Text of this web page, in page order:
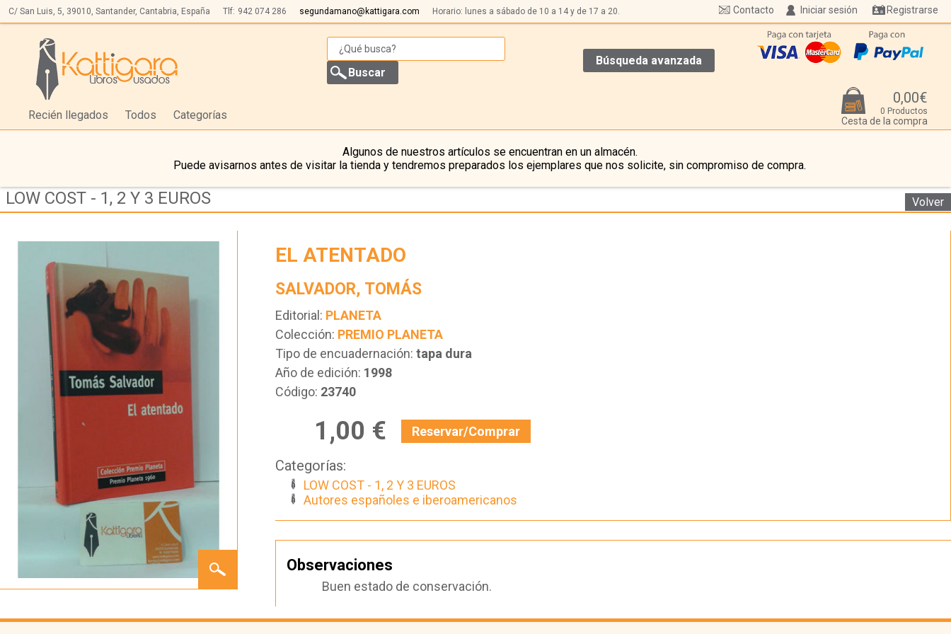
C/ San Luis, 5, 39010, Santander, Cantabria, España Tlf: 942 074 286 segundamano@kattigara.com Horario: lunes a sábado de 10 a 14 y de 17 a 20. Iniciar sesión Registrarse
Contacto
Búsqueda avanzada
Recién llegados Todos Categorías
0,00€
0 Productos
Cesta de la compra
Algunos de nuestros artículos se encuentran en un almacén.
Puede avisarnos antes de visitar la tienda y tendremos preparados los ejemplares que nos solicite, sin compromiso de compra.
LOW COST - 1, 2 Y 3 EUROS Volver
ATENTADO
EL ATENTADO
SALVADOR, TOMÁS
Editorial: PLANETA
Colección: PREMIO PLANETA
Tipo de encuadernación: tapa dura
Año de edición: 1998
Código: 23740
1,00 € Reservar/Comprar
Categorías:
LOW COST - 1, 2 Y 3 EUROS
Autores españoles e iberoamericanos
Observaciones
Buen estado de conservación.